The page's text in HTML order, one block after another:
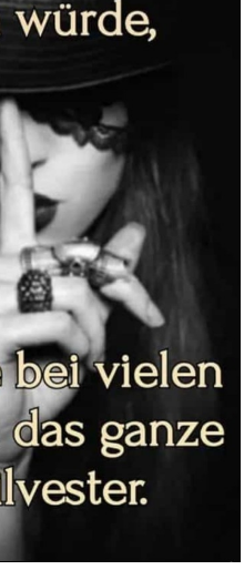
Damen
Anzeige
TV-Archiv...